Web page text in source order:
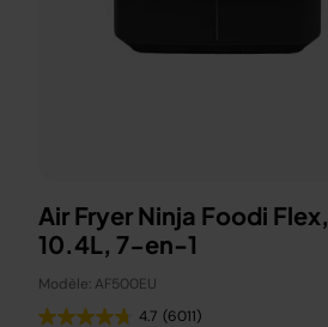
Air Fryer Ninja Foodi Flex,
10.4L, 7-en-1
Modèle: AF500EU
4.7 (6011)